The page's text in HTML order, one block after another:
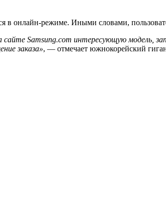
в онлайн-режиме. Иными словами,
Samsung.com интересующую модель,
заказа», — отмечает южнокорейский